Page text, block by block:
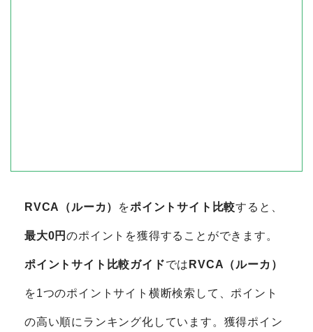
RVCA（ルーカ） をポイントサイト比較すると、
最大0円のポイントを獲得することができます。
ポイントサイト比較ガイドでは RVCA（ルーカ）
を1つのポイントサイト横断検索して、ポイント
の高い順にランキング化しています。獲得ポイン